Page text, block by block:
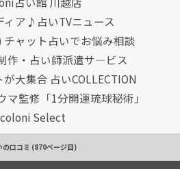
ィア♪占いTVニュース
ャット占いでお悩み相談
作・占い師派遣サ―ビス
大集合 占いCOLLECTION
マ監修「1分開運琉球秘術」
Select
の口コミ (870ページ目)